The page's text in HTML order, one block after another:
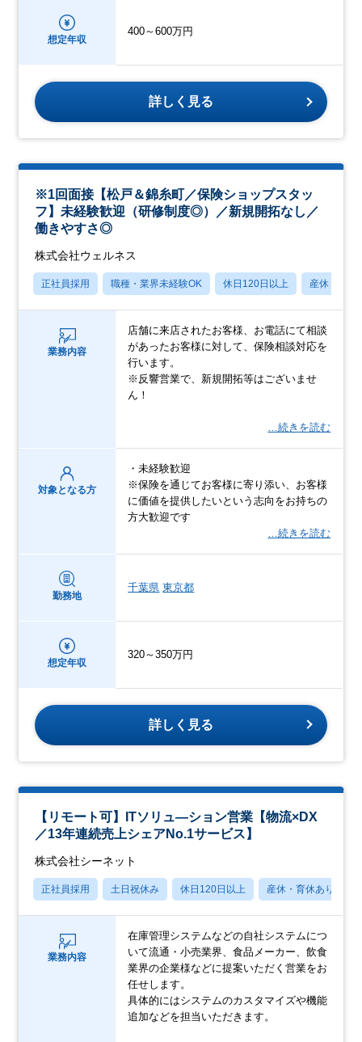
想定年収
400～600万円
詳しく見る
※1回面接【松戸＆錦糸町／保険ショップスタッ
フ】未経験歓迎（研修制度◎）／新規開拓なし／
働きやすさ◎
株式会社ウェルネス
正社員採用 職種・業界未経験OK 休日120日以上 産休・育休
業務内容
店舗に来店されたお客様、お電話にて相談
があったお客様に対して、保険相談対応を
行います。
※反響営業で、新規開拓等はございませ
ん！
…続きを読む
対象となる方
・未経験歓迎
※保険を通じてお客様に寄り添い、お客様
に価値を提供したいという志向をお持ちの
方大歓迎です
…続きを読む
勤務地
千葉県 東京都
想定年収
320～350万円
詳しく見る
【リモート可】ITソリュ―ション営業【物流×DX
／13年連続売上シェアNo.1サービス】
株式会社シーネット
正社員採用 土日祝休み 休日120日以上 産休・育休あり
業務内容
在庫管理システムなどの自社システムにつ
いて流通・小売業界、食品メーカー、飲食
業界の企業様などに提案いただく営業をお
任せします。
具体的にはシステムのカスタマイズや機能
追加などを担当いただきます。